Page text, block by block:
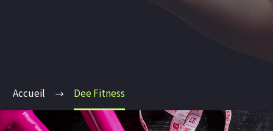
Accueil Dee Fitness